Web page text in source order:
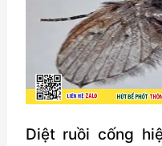
Diệt ruồi cống